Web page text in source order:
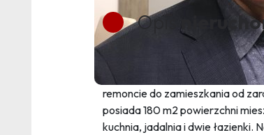
Opis
Oferujemy ładny dom w
remoncie do zamieszkania od
posiada 180 m2 powierzchni
kuchnia, jadalnia i dwie łazienki.